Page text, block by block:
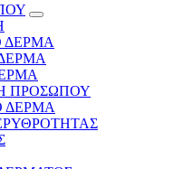
ΔΕΡΜΑ
ΠΡΟΣΩΠΟΥ
ΔΕΡΜΑ